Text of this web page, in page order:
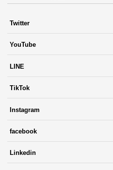
Twitter
YouTube
LINE
TikTok
Instagram
facebook
Linkedin